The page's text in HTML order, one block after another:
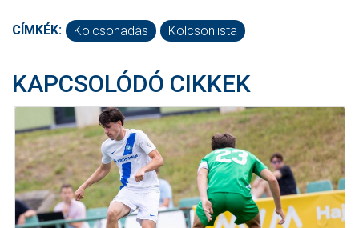
CÍMKÉK: Kölcsönadás Kölcsönlista
KAPCSOLÓDÓ CIKKEK